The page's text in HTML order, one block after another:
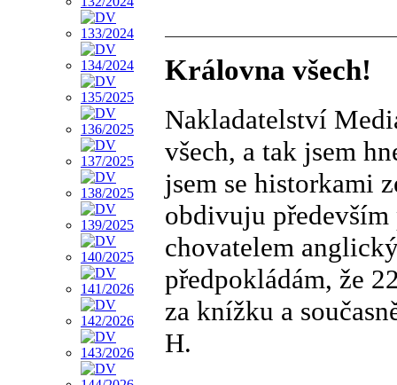
Královna všech!
Nakladatelství
všech, a tak jsem
jsem se historkami
obdivuju
chovatelem
předpokládám, že
za knížku a
H.